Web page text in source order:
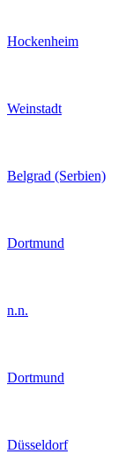
Hockenheim
Weinstadt
Belgrad (Serbien)
Dortmund
n.n.
Dortmund
Düsseldorf